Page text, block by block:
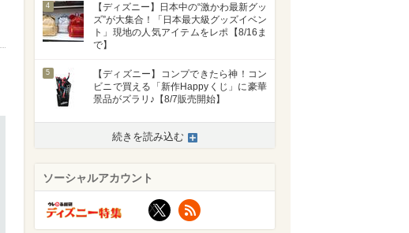
4
【ディズニー】日本中の“激かわ最新グッ
ズ”が大集合！「日本最大級グッズイベン
ト」現地の人気アイテムをレポ【8/16ま
で】
5
【ディズニー】コンプできたら神！コン
ビニで買える「新作Happyくじ」に豪華
景品がズラリ♪【8/7販売開始】
続きを読み込む
ソーシャルアカウント
X